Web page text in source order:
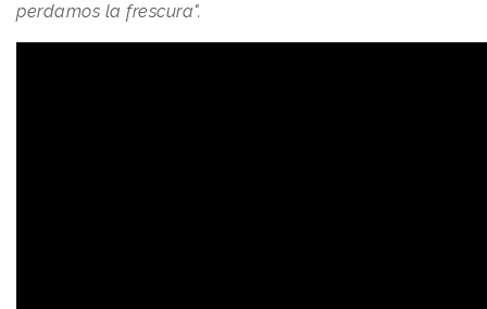
perdamos la frescura".